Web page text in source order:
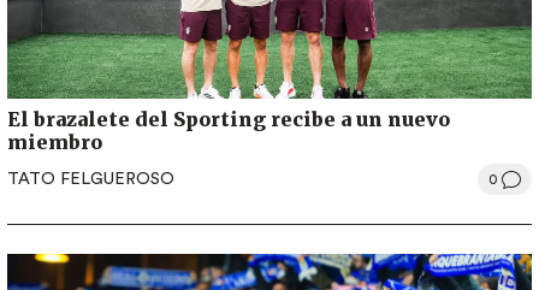
El brazalete del Sporting recibe a un nuevo
miembro
TATO FELGUEROSO 0